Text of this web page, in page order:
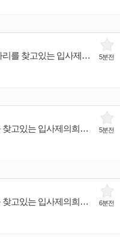
5분전
부산 동래구 에서 구두/피혁/잡화류 일자리를 찾고있는 입사제의희망 인재입니다.
5분전
인천 전체 에서 뷰티/화장품류 일자리를 찾고있는 입사제의희망 인재입니다.
6분전
서울 전체 에서 뷰티/화장품류 일자리를 찾고있는 입사제의희망 인재입니다.